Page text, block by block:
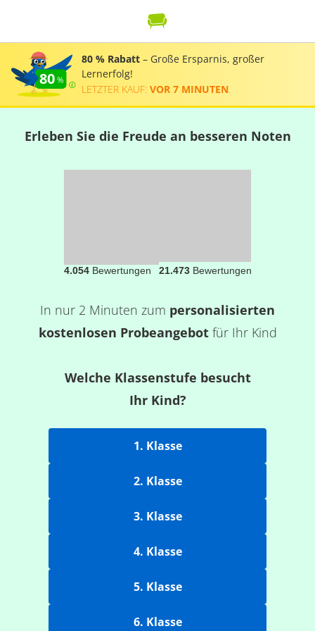
80
80 % Rabatt – Große Ersparnis, großer
Lernerfolg!
LETZTER KAUF: VOR 7 MINUTEN
Erleben Sie die Freude an besseren Noten
4.054Bewertungen 21.473Bewertungen
In nur 2 Minuten zum personalisierten
kostenlosen Probeangebotfür Ihr Kind
Welche Klassenstufe besucht
Ihr Kind?
1. Klasse
2. Klasse
3. Klasse
4. Klasse
5. Klasse
6. Klasse